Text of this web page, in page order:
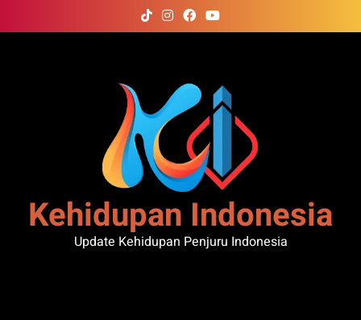
to
Kehidupan Indonesia
Update Kehidupan Penjuru Indonesia